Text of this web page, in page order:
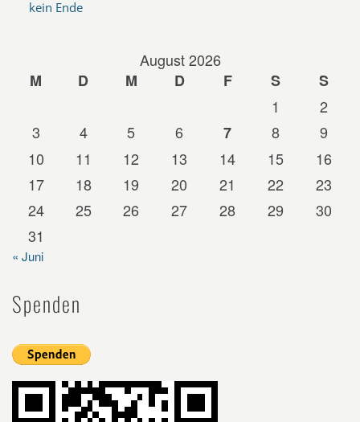
kein Ende
August 2026
M
D M D F S
S
1
2
3
4 5 6 7 8
9
10
11 12 13 14 15
16
17
18 19 20 21 22
23
24
25 26 27 28 29
30
31
« Juni
Spenden